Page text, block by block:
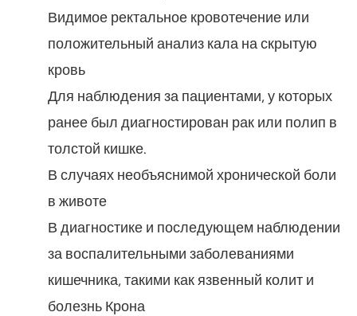
Видимое ректальное кровотечение или
положительный анализ кала на скрытую
кровь
Для наблюдения за пациентами, у которых
ранее был диагностирован рак или полип в
толстой кишке.
В случаях необъяснимой хронической боли
в животе
В диагностике и последующем наблюдении
за воспалительными заболеваниями
кишечника, такими как язвенный колит и
болезнь Крона